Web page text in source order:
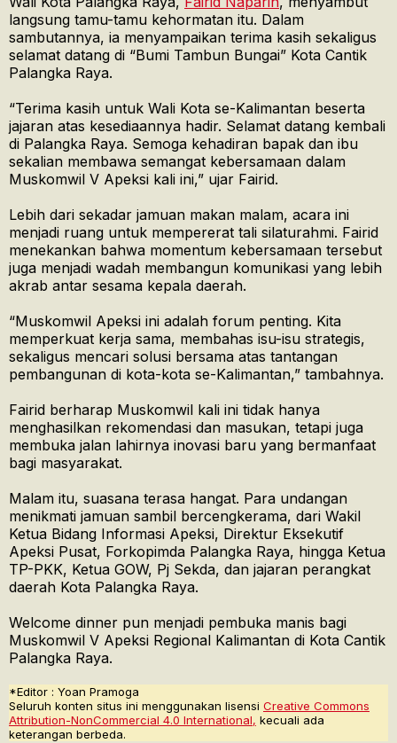
langsung tamu-tamu kehormatan itu. Dalam
sambutannya, ia menyampaikan terima kasih sekaligus
selamat datang di “Bumi Tambun Bungai” Kota Cantik
Palangka Raya.
“Terima kasih untuk Wali Kota se-Kalimantan beserta
jajaran atas kesediaannya hadir. Selamat datang kembali
di Palangka Raya. Semoga kehadiran bapak dan ibu
sekalian membawa semangat kebersamaan dalam
Muskomwil V Apeksi kali ini,” ujar Fairid.
Lebih dari sekadar jamuan makan malam, acara ini
menjadi ruang untuk mempererat tali silaturahmi. Fairid
menekankan bahwa momentum kebersamaan tersebut
juga menjadi wadah membangun komunikasi yang lebih
akrab antar sesama kepala daerah.
“Muskomwil Apeksi ini adalah forum penting. Kita
memperkuat kerja sama, membahas isu-isu strategis,
sekaligus mencari solusi bersama atas tantangan
pembangunan di kota-kota se-Kalimantan,” tambahnya.
Fairid berharap Muskomwil kali ini tidak hanya
menghasilkan rekomendasi dan masukan, tetapi juga
membuka jalan lahirnya inovasi baru yang bermanfaat
bagi masyarakat.
Malam itu, suasana terasa hangat. Para undangan
menikmati jamuan sambil bercengkerama, dari Wakil
Ketua Bidang Informasi Apeksi, Direktur Eksekutif
Apeksi Pusat, Forkopimda Palangka Raya, hingga Ketua
TP-PKK, Ketua GOW, Pj Sekda, dan jajaran perangkat
daerah Kota Palangka Raya.
Welcome dinner pun menjadi pembuka manis bagi
Muskomwil V Apeksi Regional Kalimantan di Kota Cantik
Palangka Raya.
*Editor : Yoan Pramoga
Seluruh konten situs ini menggunakan lisensi Creative Commons
Attribution-NonCommercial 4.0 International, kecuali ada
keterangan berbeda.